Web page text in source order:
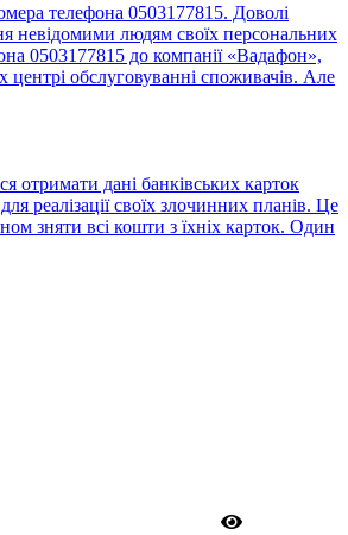
телефона 0503177815. Доволі
невідомими людям своїх персональних
0503177815 до компанії «Вадафон»,
обслуговуванні споживачів. Але
отримати дані банківських карток
реалізації своїх злочинних планів. Це
зняти всі кошти з їхніх карток. Один